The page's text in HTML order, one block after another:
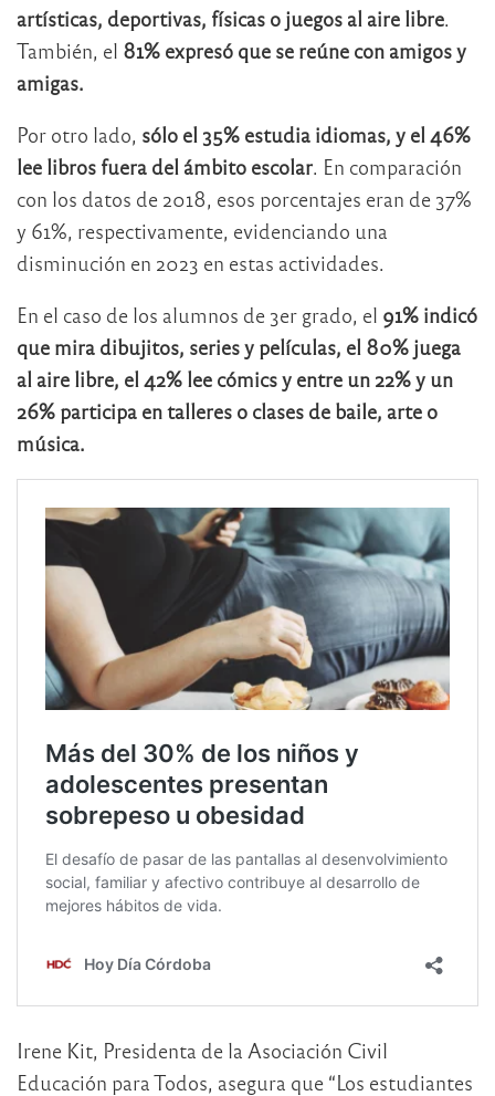
artísticas, deportivas, físicas o juegos al aire libre.
También, el 81% expresó que se reúne con amigos y
amigas.
Por otro lado, sólo el 35% estudia idiomas, y el 46%
lee libros fuera del ámbito escolar. En comparación
con los datos de 2018, esos porcentajes eran de 37%
y 61%, respectivamente, evidenciando una
disminución en 2023 en estas actividades.
En el caso de los alumnos de 3er grado, el 91% indicó
que mira dibujitos, series y películas, el 80% juega
al aire libre, el 42% lee cómics y entre un 22% y un
26% participa en talleres o clases de baile, arte o
música.
Irene Kit, Presidenta de la Asociación Civil
Educación para Todos, asegura que “Los estudiantes